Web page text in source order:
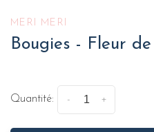
MERI MERI
Bougies - Fleur
Quantité: +
-